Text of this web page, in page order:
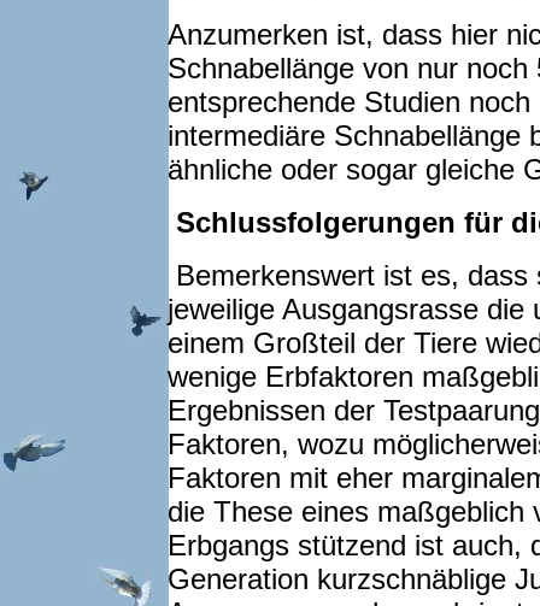
Anzumerken ist, dass hier
Schnabellänge von nur
entsprechende Studien
intermediäre Schnabellänge
ähnliche oder sogar gleiche
Schlussfolgerungen für
Bemerkenswert ist es,
jeweilige Ausgangsrasse die
einem Großteil der Tiere
wenige Erbfaktoren
Ergebnissen der
Faktoren, wozu
Faktoren mit eher
die These eines maßgeblich
Erbgangs stützend ist auch,
Generation kurzschnäblige